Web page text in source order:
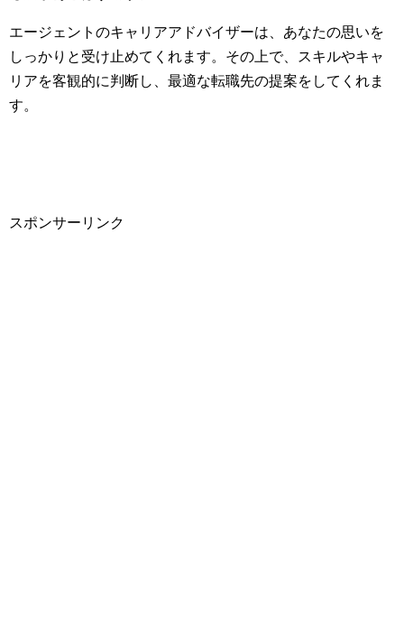
エージェントのキャリアアドバイザーは、あなたの思いを
しっかりと受け止めてくれます。その上で、スキルやキャ
リアを客観的に判断し、最適な転職先の提案をしてくれま
す。
スポンサーリンク